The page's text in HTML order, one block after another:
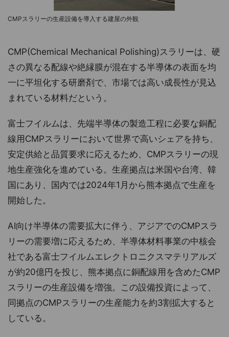
CMPスラリーの生産設備を導入する建屋の外観
CMP(Chemical Mechanical Polishing)スラリーは、硬
さの異なる配線や絶縁膜が混在する半導体の表面を均
一に平坦化する研磨剤で、市場では高い成長性が見込
まれている材料だという。
富士フイルムは、先端半導体の製造工程に必要な銅配
線用CMPスラリーにおいて世界で高いシェアを持ち、
安定供給と品質要求に応えるため、CMPスラリーの現
地生産強化を進めている。生産拠点は米国や台湾、韓
国にあり、国内では2024年1月から熊本拠点で生産を
開始した。
AI向け半導体の需要拡大に伴う、アジアでのCMPスラ
リーの需要増に応えるため、半導体材料事業の中核会
社である富士フイルムエレクトロニクスマテリアルズ
が約20億円を投じ、熊本拠点に銅配線用を含めたCMP
スラリーの生産設備を増強。この設備投資によって、
同拠点のCMPスラリーの生産能力を約3割拡大すると
している。